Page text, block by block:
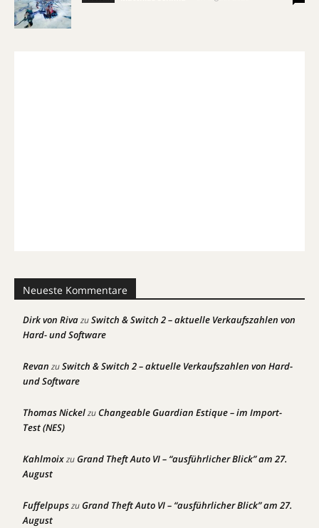
Neueste Kommentare
Dirk von RivazuSwitch & Switch 2 – aktuelle Verkaufszahlen von
Hard- und Software
Revan zuSwitch & Switch 2 – aktuelle Verkaufszahlen von Hard-
und Software
Thomas NickelzuChangeable Guardian Estique – im Import-
Test (NES)
KahlmoixzuGrand Theft Auto VI – “ausführlicher Blick” am 27.
August
FuffelpupszuGrand Theft Auto VI – “ausführlicher Blick” am 27.
August